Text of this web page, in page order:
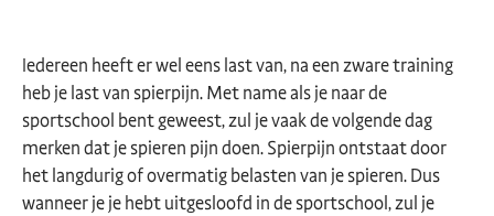
Iedereen heeft er wel eens last van, na een zware training
heb je last van spierpijn. Met name als je naar de
sportschool bent geweest, zul je vaak de volgende dag
merken dat je spieren pijn doen. Spierpijn ontstaat door
het langdurig of overmatig belasten van je spieren. Dus
wanneer je je hebt uitgesloofd in de sportschool, zul je